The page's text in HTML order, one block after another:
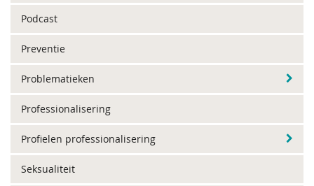
Podcast
Preventie
Problematieken
Professionalisering
Profielen professionalisering
Seksualiteit